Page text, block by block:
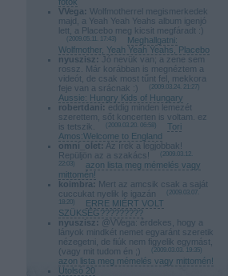
VVega: Wolfmotherrel megismerkedek
majd, a Yeah Yeah Yeahs album igenjó
lett, a Placebo meg kicsit megfáradt :)
2009.05.11. 17:43
Meghallgatni:
Wolfmother, Yeah Yeah Yeahs, Placebo
nyuszisz:
Jó nevük van; a zene sem
rossz. Már korábban is megnéztem a
videót, de csak most tűnt fel, mekkora
feje van a srácnak :)
2009.03.24. 21:27)
Aussie: Hungry Kids of Hungary
robertdani: eddig minden lemezét
szerettem, sőt koncerten is voltam. ez
is tetszik.
2009.03.20. 06:58
Tori
Amos:Welcome to England
omni_olet: Az írek a legjobbak!
Repüljön az a szakács!
2009.03.12.
22:03
azon lista meg mémelés vagy
mittomén!
koimbra: Mert az amcsik csak a saját
cuccukat nyelik le igazán
2009.03.07.
18:20
ERRE MIÉRT VOLT
SZÜKSÉG?????????
nyuszisz:
@VVega: érdekes, hogy a
lányok mindkét nemet egyaránt szeretik
nézegetni, de fiúk nem figyelik egymást,
(vagy mit tudom én ;)
2009.03.03. 19:35)
azon lista meg mémelés vagy mittomén!
Utolsó 20